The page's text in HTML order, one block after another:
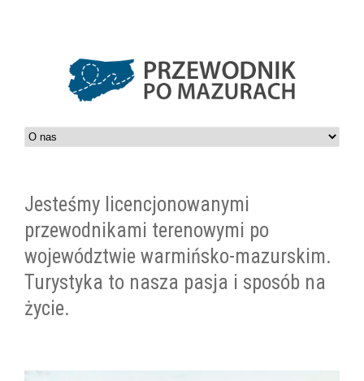
Jesteśmy licencjonowanymi
przewodnikami terenowymi po
województwie warmińsko-mazurskim.
Turystyka to nasza pasja i sposób na
życie.